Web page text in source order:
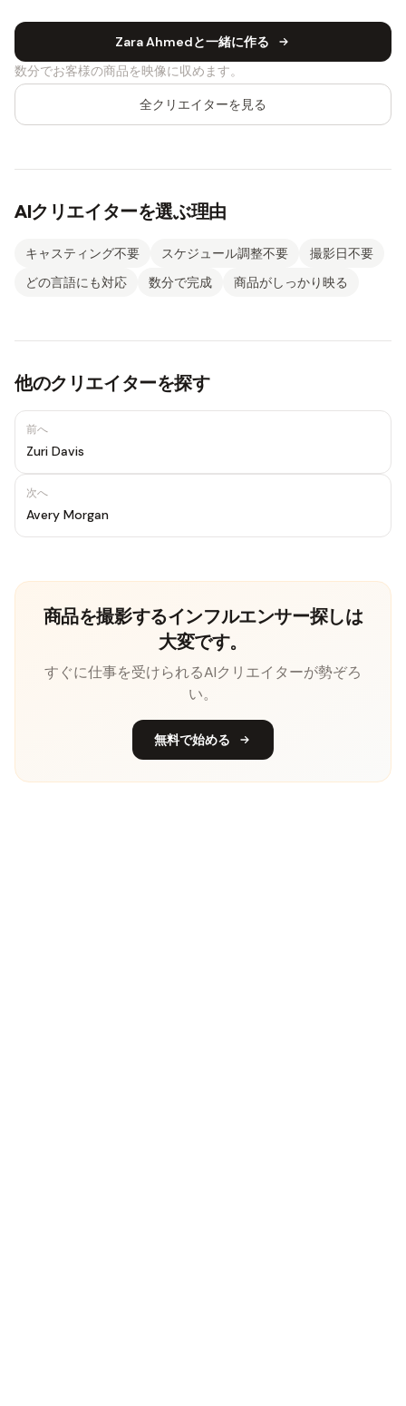
Zara Ahmedと一緒に作る
数分でお客様の商品を映像に収めます。
全クリエイターを見る
AIクリエイターを選ぶ理由
キャスティング不要 スケジュール調整不要
撮影日不要
どの言語にも対応
数分で完成 商品がしっかり映る
他のクリエイターを探す
前へ
Zuri Davis
次へ
Avery Morgan
商品を撮影するインフルエンサー探しは
大変です。
すぐに仕事を受けられるAIクリエイターが勢ぞろ
い。
無料で始める